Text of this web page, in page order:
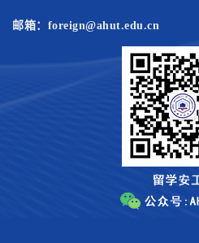
邮箱：foreign@ahut.edu.cn